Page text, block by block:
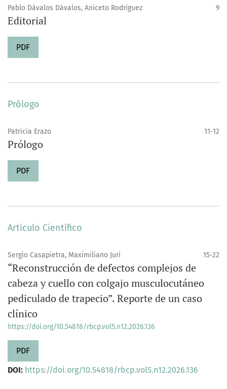
Pablo Dávalos Dávalos, Aniceto Rodríguez 9
Editorial
PDF
Prólogo
Patricia Erazo 11-12
Prólogo
PDF
Artículo Científico
Sergio Casapietra, Maximiliano Juri 15-22
“Reconstrucción de defectos complejos de
cabeza y cuello con colgajo musculocutáneo
pediculado de trapecio”. Reporte de un caso
clínico
https://doi.org/10.54818/rbcp.vol5.n12.2026.136
PDF
DOI: https://doi.org/10.54818/rbcp.vol5.n12.2026.136